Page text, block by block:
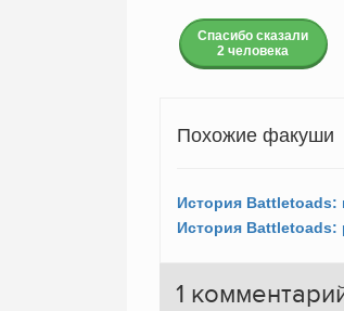
Спасибо сказали
2 человека
Похожие факуши
История Battletoads:
1